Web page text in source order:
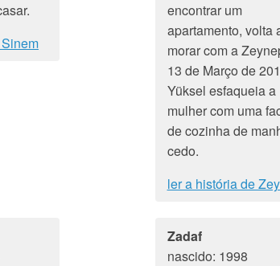
encontrar um
apartamento, volta
morar com a
13 de Março de
Yüksel esfaqueia a
mulher com uma
de cozinha de
cedo.
ler a história de
Zadaf
nascido: 1998